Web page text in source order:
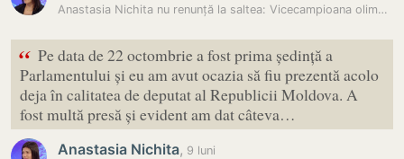
Anastasia Nichita nu renunță la saltea: Vicecampioana olimpică și…
“ Pe data de 22 octombrie a fost prima ședință a
Parlamentului și eu am avut ocazia să fiu prezentă acolo
deja în calitatea de deputat al Republicii Moldova. A
fost multă presă și evident am dat câteva…
Anastasia Nichita, 9 luni